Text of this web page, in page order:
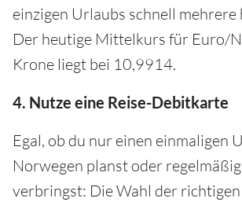
einzigen Urlaubs schnell
Der heutige Mittelkurs für Euro/
Krone liegt bei 10,9914.
4. Nutze eine Reise-Debitkarte
Egal, ob du nur einen einmaligen
Norwegen planst oder
verbringst: Die Wahl der